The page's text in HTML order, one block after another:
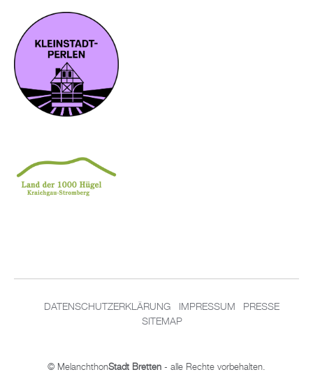
DATENSCHUTZERKLÄRUNG IMPRESSUM
PRESSE
SITEMAP
© MelanchthonStadt Bretten - alle Rechte vorbehalten.